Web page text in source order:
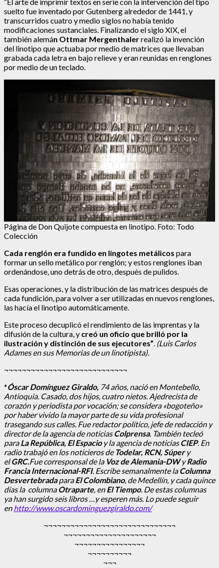
suelto fue inventado por Gutenberg alrededor de 1441, y
transcurridos cuatro y medio siglos no había tenido
modificaciones sustanciales. Finalizando el siglo XIX, el
también alemán Ottmar Mergenthalerrealizó la invención
del linotipo que actuaba por medio de matrices que llevaban
grabada cada letra en bajo relieve y eran reunidas en renglones
por medio de un teclado.
Página de Don Quijote compuesta en linotipo. Foto: Todo
Colección
Cada renglón era fundido en lingotes metálicos para
formar un sello metálico por renglón; y estos renglones iban
ordenándose, uno detrás de otro, después de pulidos.
Esas operaciones, y la distribución de las matrices después de
cada fundición, para volver a ser utilizadas en nuevos renglones,
las hacía el linotipo automáticamente.
Este proceso decuplicó el rendimiento de las imprentas y la
difusión de la cultura, y creó un oficio que brilló por la
ilustración y distinción de sus ejecutores”. (Luis Carlos
Adames en sus Memorias de un linotipista).
¬¬¬¬¬¬¬¬¬¬¬¬¬¬¬¬¬¬¬¬¬¬¬¬¬¬¬¬
*Óscar Domínguez Giraldo, 74 años, nació en Montebello,
Antioquia. Casado, dos hijos, cuatro nietos. Ajedrecista de
corazón y periodista por vocación; se considera «bogoteño»
por haber vivido la mayor parte de su vida profesional
trasegando sus calles. Fue redactor político, jefe de redacción y
director de la agencia de noticiasColprensa. También tecleó
paraLa República, El Espacio y la agencia de noticiasCIEP. En
radio trabajó en los noticieros de Todelar, RCN, Súper y
elGRC.Fue corresponsal de la Voz de Alemania-DWyRadio
Francia Internacional-RFI. Escribe semanalmente laColumna
DesvertebradaparaEl Colombiano, de Medellín, y cada quince
días la columnaOtraparte, enEl Tiempo. De estas columnas
ya han surgido seis libros …y esperen más. Lo puede seguir
enhttp://www.oscardominguezgiraldo.com/
¬¬¬¬¬¬¬¬¬¬¬¬¬¬¬¬¬¬¬¬¬¬¬¬¬¬¬¬¬¬
¬¬¬¬¬¬¬¬¬¬¬¬¬¬¬¬¬¬¬¬¬
¬¬¬¬¬¬¬¬¬¬¬¬¬¬¬¬
¬¬¬¬¬¬¬¬¬¬
¬¬¬